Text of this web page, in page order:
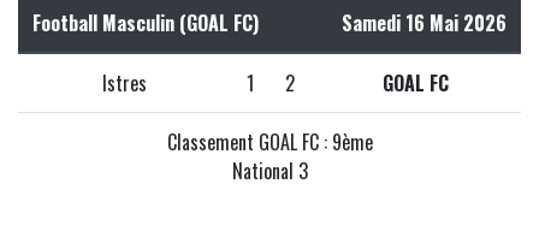
Football Masculin (GOAL FC) Samedi 16 Mai 2026
Istres 1 2 GOAL FC
Classement GOAL FC : 9ème
National 3